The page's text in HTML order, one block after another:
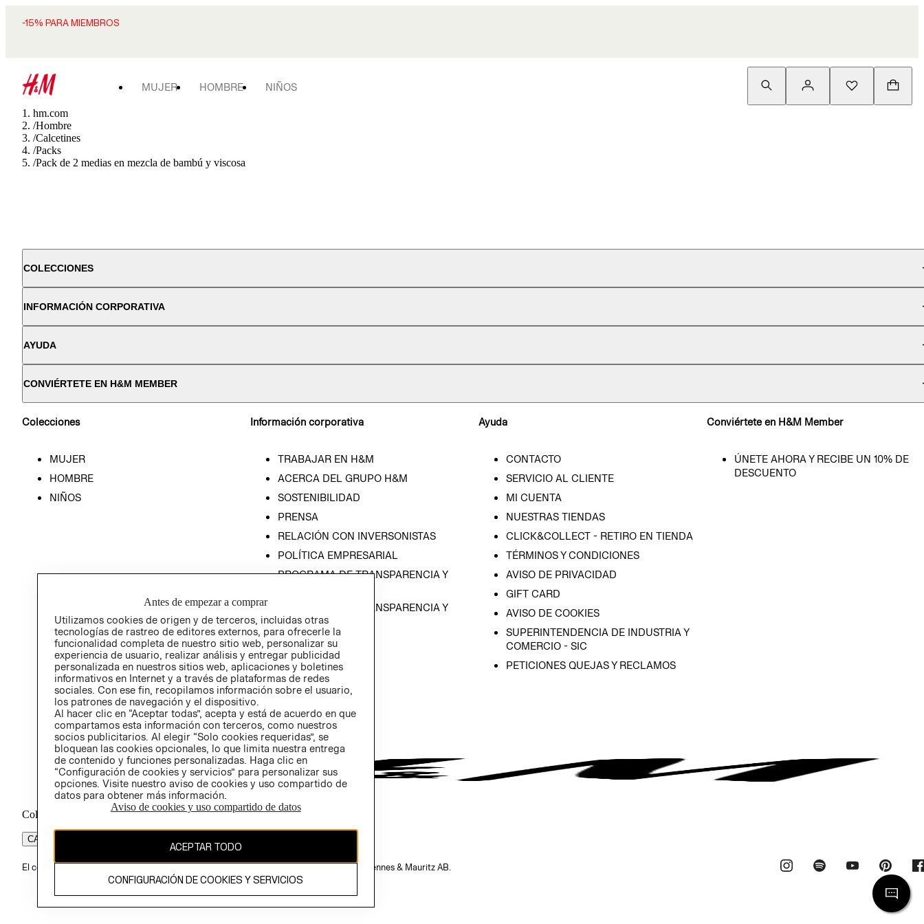
-15% PARA MIEMBROS
MUJER HOMBRE NIÑOS
hm.com
/Hombre
/Calcetines
/Packs
/Pack de 2 medias en mezcla de bambú y viscosa
COLECCIONES
INFORMACIÓN CORPORATIVA
AYUDA
CONVIÉRTETE EN H&M MEMBER
Colecciones
MUJER
HOMBRE
NIÑOS
Información corporativa
TRABAJAR EN H&M
ACERCA DEL GRUPO H&M
SOSTENIBILIDAD
PRENSA
RELACIÓN CON INVERSONISTAS
POLÍTICA EMPRESARIAL
PROGRAMA DE TRANSPARENCIA Y
PROGRAMA DE TRANSPARENCIA Y
ÉTICA (INGLÉS)
Ayuda
CONTACTO
SERVICIO AL CLIENTE
MI CUENTA
NUESTRAS TIENDAS
CLICK&COLLECT - RETIRO EN TIENDA
TÉRMINOS Y CONDICIONES
AVISO DE PRIVACIDAD
GIFT CARD
AVISO DE COOKIES
SUPERINTENDENCIA DE INDUSTRIA Y
COMERCIO - SIC
PETICIONES QUEJAS Y RECLAMOS
Conviértete en H&M Member
ÚNETE AHORA Y RECIBE UN 10% DE
DESCUENTO
Colombia ($)
CAMBIAR REGIÓN
El contenido de esta página web está protegido por copyright y es propiedad de H&M Hennes & Mauritz AB.
Antes de empezar a comprar
Utilizamos cookies de origen y de terceros, incluidas otras
tecnologías de rastreo de editores externos, para ofrecerle la
funcionalidad completa de nuestro sitio web, personalizar su
experiencia de usuario, realizar análisis y entregar publicidad
personalizada en nuestros sitios web, aplicaciones y boletines
informativos en Internet y a través de plataformas de redes
sociales. Con ese fin, recopilamos información sobre el usuario,
los patrones de navegación y el dispositivo.
Al hacer clic en “Aceptar todas”, acepta y está de acuerdo en que
compartamos esta información con terceros, como nuestros
socios publicitarios. Al elegir “Solo cookies requeridas”, se
bloquean las cookies opcionales, lo que limita nuestra entrega
de contenido y funciones personalizadas. Haga clic en
“Configuración de cookies y servicios” para personalizar sus
opciones. Visite nuestro aviso de cookies y uso compartido de
datos para obtener más información.
Aviso de cookies y uso compartido de datos
ACEPTAR TODO
CONFIGURACIÓN DE COOKIES Y SERVICIOS